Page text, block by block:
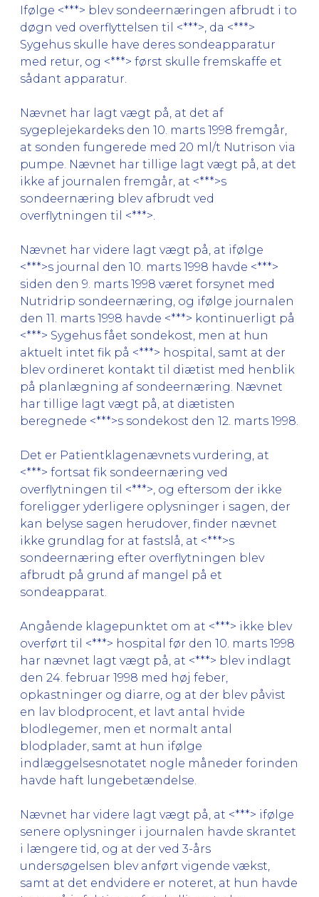
Ifølge <***> blev sondeernæringen afbrudt i to
døgn ved overflyttelsen til <***>, da <***>
Sygehus skulle have deres sondeapparatur
med retur, og <***> først skulle fremskaffe et
sådant apparatur.
Nævnet har lagt vægt på, at det af
sygeplejekardeks den 10. marts 1998 fremgår,
at sonden fungerede med 20 ml/t Nutrison via
pumpe. Nævnet har tillige lagt vægt på, at det
ikke af journalen fremgår, at <***>s
sondeernæring blev afbrudt ved
overflytningen til <***>.
Nævnet har videre lagt vægt på, at ifølge
<***>s journal den 10. marts 1998 havde <***>
siden den 9. marts 1998 været forsynet med
Nutridrip sondeernæring, og ifølge journalen
den 11. marts 1998 havde <***> kontinuerligt på
<***> Sygehus fået sondekost, men at hun
aktuelt intet fik på <***> hospital, samt at der
blev ordineret kontakt til diætist med henblik
på planlægning af sondeernæring. Nævnet
har tillige lagt vægt på, at diætisten
beregnede <***>s sondekost den 12. marts 1998.
Det er Patientklagenævnets vurdering, at
<***> fortsat fik sondeernæring ved
overflytningen til <***>, og eftersom der ikke
foreligger yderligere oplysninger i sagen, der
kan belyse sagen herudover, finder nævnet
ikke grundlag for at fastslå, at <***>s
sondeernæring efter overflytningen blev
afbrudt på grund af mangel på et
sondeapparat.
Angående klagepunktet om at <***> ikke blev
overført til <***> hospital før den 10. marts 1998
har nævnet lagt vægt på, at <***> blev indlagt
den 24. februar 1998 med høj feber,
opkastninger og diarre, og at der blev påvist
en lav blodprocent, et lavt antal hvide
blodlegemer, men et normalt antal
blodplader, samt at hun ifølge
indlæggelsesnotatet nogle måneder forinden
havde haft lungebetændelse.
Nævnet har videre lagt vægt på, at <***> ifølge
senere oplysninger i journalen havde skrantet
i længere tid, og at der ved 3-års
undersøgelsen blev anført vigende vækst,
samt at det endvidere er noteret, at hun havde